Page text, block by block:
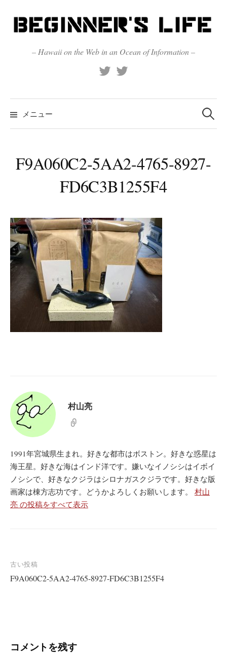
ン
テ
キ
ッ
プ
– Hawaii on the Web in an Ocean of Information –
メニュー
検
索:
F9A060C2-5AA2-4765-8927-
FD6C3B1255F4
村山亮
1991年宮城県生まれ。好きな都市はボストン。好きな惑星は
海王星。好きな海はインド洋です。嫌いなイノシシはイボイ
ノシシで、好きなクジラはシロナガスクジラです。好きな版
画家は棟方志功です。どうかよろしくお願いします。 村山
亮 の投稿をすべて表示
投
稿
ー
古い投稿
F9A060C2-5AA2-4765-8927-FD6C3B1255F4
コメントを残す